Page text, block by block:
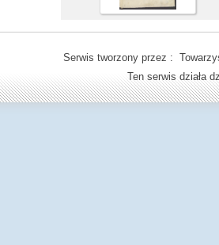
Serwis tworzony przez :
Ten serwis działa